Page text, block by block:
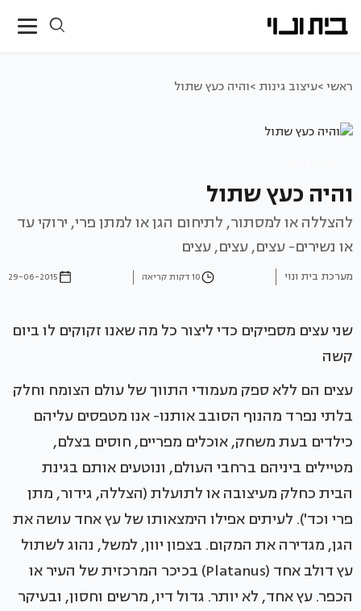
ראשי >עיצוב גינות >והיה כעץ שתול
והיה כעץ שתול
להצללה או למסתור, לתיחום הגן או למתן פרי, ירוקי עד
או נשירים- עצים, עצים, עצים
מערכת בית ונוי 10 דקות קריאה 29-06-2015
שני עצים מספיקים כדי ליצור כל מה שאנו זקוקים לו ביום
קשה
עצים הם ללא ספק מעמודי התווך של עולם הצומח וחלק
בלתי נפרד מהנוף הסובב אותנו- אנו מטפסים עליהם
כילדים בעת משחק, אוכלים מפריים, חוסים בצלם,
מטיילים ביניהם ברחבי העולם, ונוטעים אותם בגינת
הבית כחלק מעיצובה או לתועלת (הצללה, גידור, מתן
פרי וכד'). לעיתים אפילו הימצאותו של עץ אחד עושה את
הגן, מגדירה את המקום. בצפון יוון, למשל, נהוג לשתול
עץ דולב אחד (Platanus) בכיכר המרכזית של העיר או
הכפר. עץ אחד, לא יותר. גדול דיו, מרשים וחסון, ובעיקר